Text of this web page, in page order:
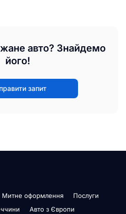
авто? Знайдемо
його!
запит
Митне оформлення
Послуги
Авто з Європи